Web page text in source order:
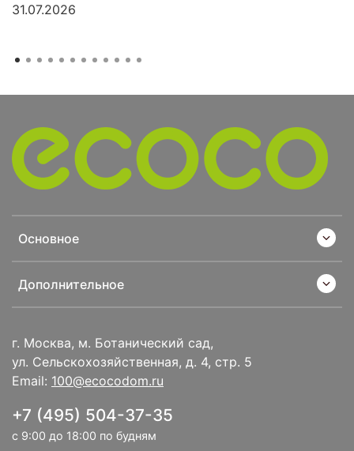
31.07.2026
г. Москва, м. Ботанический сад,
ул. Сельскохозяйственная, д. 4, стр. 5
Email: 100@ecocodom.ru
+7 (495) 504-37-35
с 9:00 до 18:00 по будням
Основное
Дополнительное